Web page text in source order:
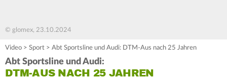
© glomex, 23.10.2024
Video > Sport > Abt Sportsline und Audi: DTM-Aus nach 25 Jahren
Abt Sportsline und Audi:
DTM-AUS NACH 25 JAHREN